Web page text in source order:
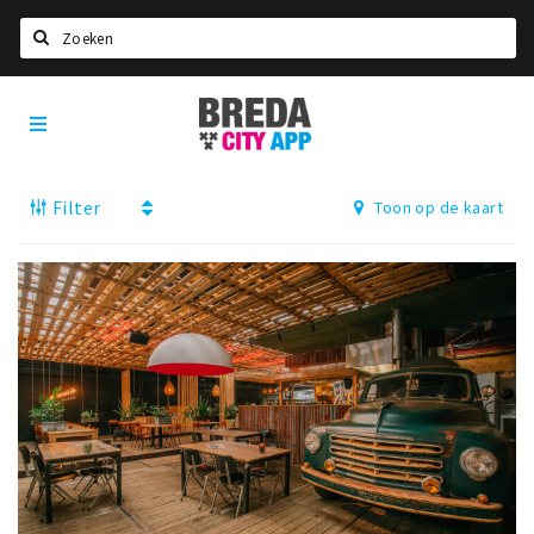
Home
Deals
Nieuws, interviews & blogs
Eten
Drinken
Slapen
Recreatief
Winkels
Breda
City
App
Filter Toon op de kaart